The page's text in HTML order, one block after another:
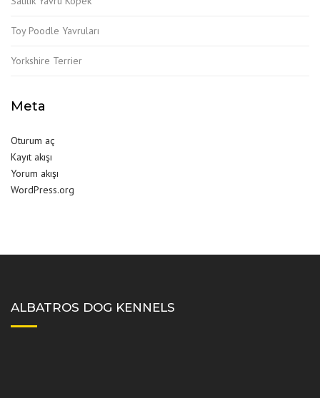
Toy Poodle Yavruları
Yorkshire Terrier
Meta
Oturum aç
Kayıt akışı
Yorum akışı
WordPress.org
ALBATROS DOG KENNELS